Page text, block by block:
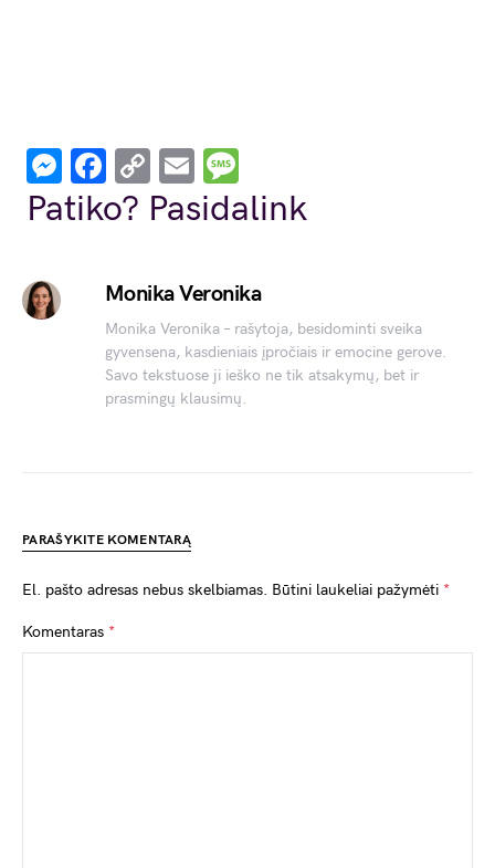
Messenger
Facebook
Copy
Link
Email
Patiko? Pasidalink
Monika Veronika
Monika Veronika – rašytoja, besidominti sveika
gyvensena, kasdieniais įpročiais ir emocine gerove.
Savo tekstuose ji ieško ne tik atsakymų, bet ir
prasmingų klausimų.
PARAŠYKITE KOMENTARĄ
El. pašto adresas nebus skelbiamas. Būtini laukeliai pažymėti *
Komentaras *